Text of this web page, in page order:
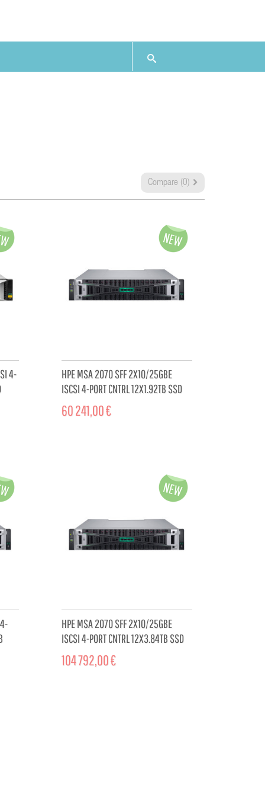
Compare (0)
4-
HPE MSA 2070 SFF 2X10/25GBE
ISCSI 4-PORT CNTRL 12X1.92TB SSD
4X25GB ISCSI XCVR...
60 241,00 €
HPE MSA 2070 SFF 2X10/25GBE
ISCSI 4-PORT CNTRL 12X3.84TB SSD
4X25GB ISCSI XCVR...
104 792,00 €